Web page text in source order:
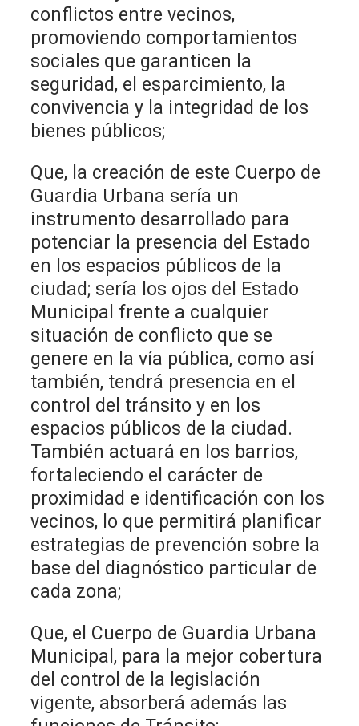
conflictos entre vecinos,
promoviendo comportamientos
sociales que garanticen la
seguridad, el esparcimiento, la
convivencia y la integridad de los
bienes públicos;
Que, la creación de este Cuerpo de
Guardia Urbana sería un
instrumento desarrollado para
potenciar la presencia del Estado
en los espacios públicos de la
ciudad; sería los ojos del Estado
Municipal frente a cualquier
situación de conflicto que se
genere en la vía pública, como así
también, tendrá presencia en el
control del tránsito y en los
espacios públicos de la ciudad.
También actuará en los barrios,
fortaleciendo el carácter de
proximidad e identificación con los
vecinos, lo que permitirá planificar
estrategias de prevención sobre la
base del diagnóstico particular de
cada zona;
Que, el Cuerpo de Guardia Urbana
Municipal, para la mejor cobertura
del control de la legislación
vigente, absorberá además las